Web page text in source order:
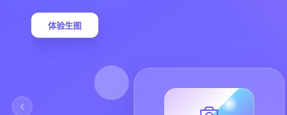
体验生图